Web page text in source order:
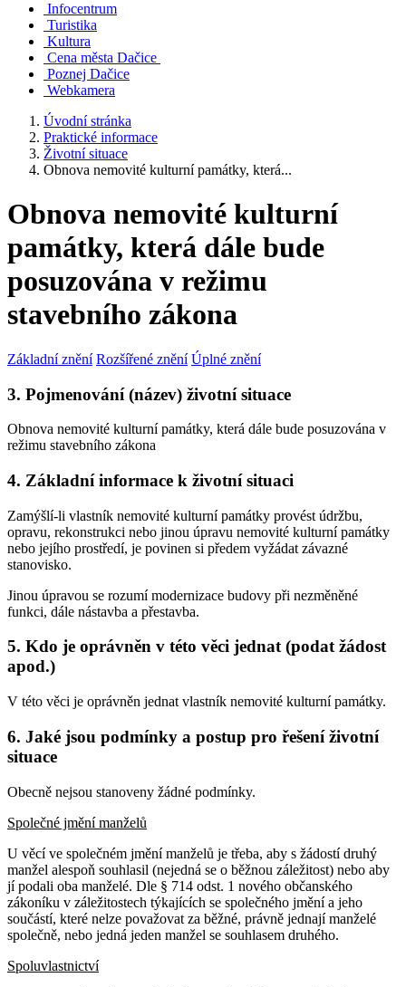
Infocentrum
Turistika
Kultura
Cena města Dačice
Poznej Dačice
Webkamera
Úvodní stránka
Praktické informace
Životní situace
Obnova nemovité kulturní památky, která...
Obnova nemovité kulturní
památky, která dále bude
posuzována v režimu
stavebního zákona
Základní znění Rozšířené znění Úplné znění
3. Pojmenování (název) životní situace
Obnova nemovité kulturní památky, která dále bude posuzována v
režimu stavebního zákona
4. Základní informace k životní situaci
Zamýšlí-li vlastník nemovité kulturní památky provést údržbu,
opravu, rekonstrukci nebo jinou úpravu nemovité kulturní památky
nebo jejího prostředí, je povinen si předem vyžádat závazné
stanovisko.
Jinou úpravou se rozumí modernizace budovy při nezměněné
funkci, dále nástavba a přestavba.
5. Kdo je oprávněn v této věci jednat (podat žádost
apod.)
V této věci je oprávněn jednat vlastník nemovité kulturní památky.
6. Jaké jsou podmínky a postup pro řešení životní
situace
Obecně nejsou stanoveny žádné podmínky.
Společné jmění manželů
U věcí ve společném jmění manželů je třeba, aby s žádostí druhý
manžel alespoň souhlasil (nejedná se o běžnou záležitost) nebo aby
jí podali oba manželé. Dle § 714 odst. 1 nového občanského
zákoníku v záležitostech týkajících se společného jmění a jeho
součástí, které nelze považovat za běžné, právně jednají manželé
společně, nebo jedná jeden manžel se souhlasem druhého.
Spoluvlastnictví